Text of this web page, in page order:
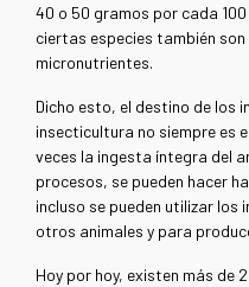
40 o 50 gramos por cada
ciertas especies también
micronutrientes.
Dicho esto, el destino de los
insecticultura no siempre es
veces la ingesta íntegra del
procesos, se pueden hacer
incluso se pueden utilizar
otros animales y para
Hoy por hoy, existen más de